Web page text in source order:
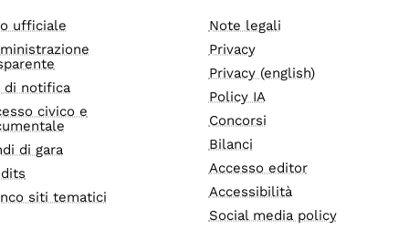
ufficiale
di notifica
civico e
di gara
siti tematici
Note legali
Privacy
Privacy (english)
Policy IA
Concorsi
Bilanci
Accesso editor
Accessibilità
Social media policy